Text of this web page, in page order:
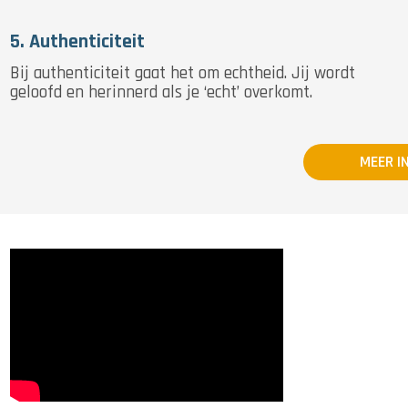
5. Authenticiteit
Bij authenticiteit gaat het om echtheid. Jij wordt
geloofd en herinnerd als je ‘echt’ overkomt.
MEER